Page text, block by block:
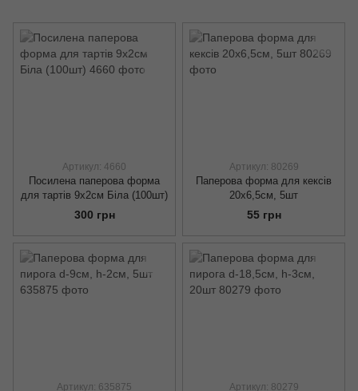
Артикул: 4660
Посилена паперова форма
для тартів 9х2см Біла (100шт)
300 грн
Артикул: 80269
Паперова форма для кексів
20х6,5см, 5шт
55 грн
Артикул: 635875 Артикул: 80279